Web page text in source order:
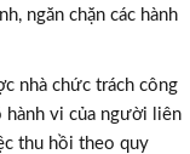
ngăn chặn các hành
nhà chức trách công
hành vi của người liên
thu hồi theo quy